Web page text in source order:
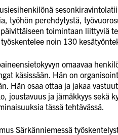
työhön perehdytystä,
toimintaan liittyviä
noin 130
omaavaa
käsissään. Hän on
Hän osaa ottaa ja jakaa
joustavuus ja jämäkkyys sekä
tässä tehtävässä.
Särkänniemessä